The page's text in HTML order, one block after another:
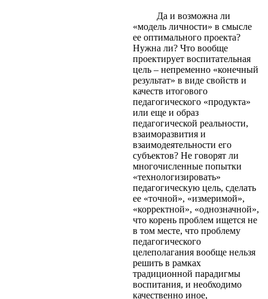
Да и возможна ли
«модель личности» в смысле
ее оптимального проекта?
Нужна ли? Что вообще
проектирует воспитательная
цель – непременно «конечный
результат» в виде свойств и
качеств итогового
педагогического «продукта»
или еще и образ
педагогической реальности,
взаиморазвития и
взаимодеятельности его
субъектов? Не говорят ли
многочисленные попытки
«технологизировать»
педагогическую цель, сделать
ее «точной», «измеримой»,
«корректной», «однозначной»,
что корень проблем ищется не
в том месте, что проблему
педагогического
целеполагания вообще нельзя
решить в рамках
традиционной парадигмы
воспитания, и необходимо
качественно иное,